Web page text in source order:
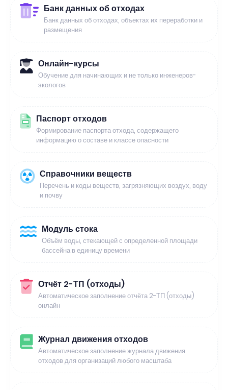
Банк данных об отходах
Банк данных об отходах, объектах их переработки и
размещения
Онлайн-курсы
Обучение для начинающих и не только инженеров-
экологов
Паспорт отходов
Формирование паспорта отхода, содержащего
информацию о составе и классе опасности
Справочники веществ
Перечень и коды веществ, загрязняющих воздух, воду
и почву
Модуль стока
Объём воды, стекающей с определенной площади
бассейна в единицу времени
Отчёт 2-ТП (отходы)
Автоматическое заполнение отчёта 2-ТП (отходы)
онлайн
Журнал движения отходов
Автоматическое заполнение журнала движения
отходов для организаций любого масштаба